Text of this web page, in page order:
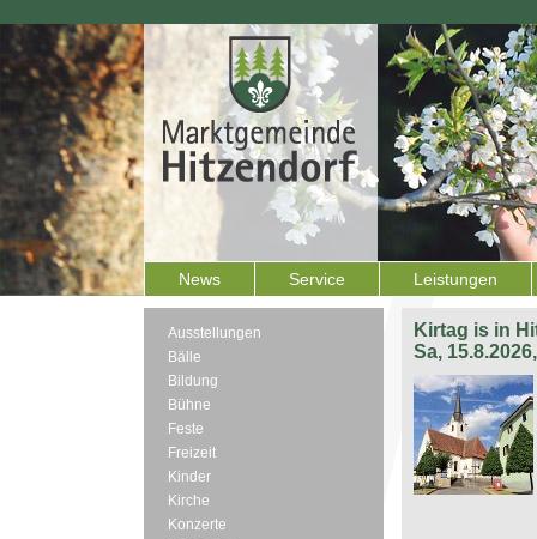
News Service Leistungen
Ausstellungen
Bälle
Bildung
Bühne
Feste
Freizeit
Kinder
Kirche
Konzerte
Kirtag is in
Sa,